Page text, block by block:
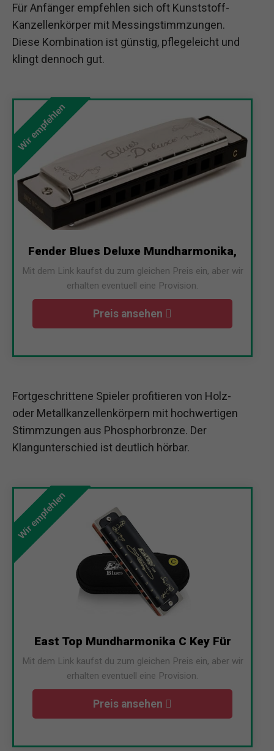
Für Anfänger empfehlen sich oft Kunststoff-
Kanzellenkörper mit Messingstimmzungen.
Diese Kombination ist günstig, pflegeleicht und
klingt dennoch gut.
Wir empfehlen
Fender Blues Deluxe Mundharmonika,
Mit dem Link kaufst du zum gleichen Preis ein, aber wir
erhalten eventuell eine Provision.
Preis ansehen
Fortgeschrittene Spieler profitieren von Holz-
oder Metallkanzellenkörpern mit hochwertigen
Stimmzungen aus Phosphorbronze. Der
Klangunterschied ist deutlich hörbar.
Wir empfehlen
East Top Mundharmonika C Key Für
Mit dem Link kaufst du zum gleichen Preis ein, aber wir
erhalten eventuell eine Provision.
Preis ansehen